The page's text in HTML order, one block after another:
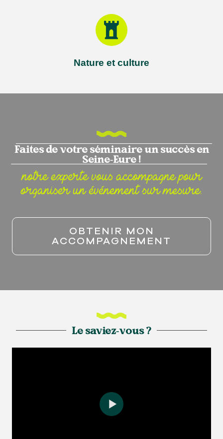
Nature et culture
Faites de votre séminaire un succès en
Seine-Eure !
notre experte vous accompagne pour
organiser un événement sur mesure.
OBTENIR MON
ACCOMPAGNEMENT
Le saviez-vous ?